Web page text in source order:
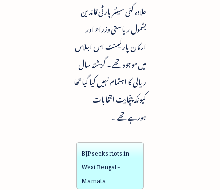
علاوہ کئی سینئر پارٹی قائدین
بشمول ریاستی وزراء اور
ارکان پارلیمنٹ اس اجلاس
میں موجود تھے ۔ گزشتہ سال
ریالی کا اہتمام نہیں کیا گیا تھا
کیونکہ پنچایت انتخابات
ہورہے تھے ۔
BJP seeks riots in
West Bengal -
Mamata